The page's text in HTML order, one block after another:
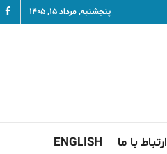
پنجشنبه, مرداد ۱۵, ۱۴۰۵
ارتباط با ما ENGLISH